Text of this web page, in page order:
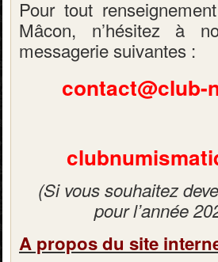
Pour tout
Mâcon, n’hésitez à
messagerie suivantes :
contact@club-
(Si vous souhaitez
pour l’année
A propos du site